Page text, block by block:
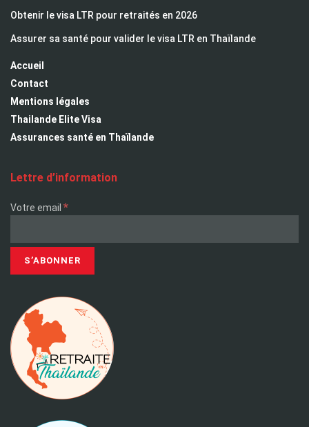
Obtenir le visa LTR pour retraités en 2026
Assurer sa santé pour valider le visa LTR en Thaïlande
Accueil
Contact
Mentions légales
Thailande Elite Visa
Assurances santé en Thaïlande
Lettre d’information
Votre email *